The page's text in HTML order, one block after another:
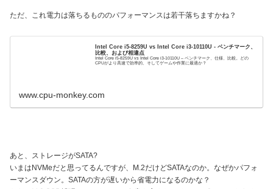
ただ、これ電力は落ちるもののパフォーマンスは若干落ちますかね？
Intel Core i5-8259U vs Intel Core i3-10110U - ベンチマーク、
比較、および相違点
Intel Core i5-8259U vs Intel Core i3-10110U – ベンチマーク、仕様、比較。どの
CPUがより高速で効率的、そしてゲームや作業に最適か？
www.cpu-monkey.com
あと、ストレージがSATA?
いまはNVMeだと思ってるんですが、M.2だけどSATAなのか。なぜかパフォ
ーマンスダウン。SATAの方が遅いから省電力になるのかな？